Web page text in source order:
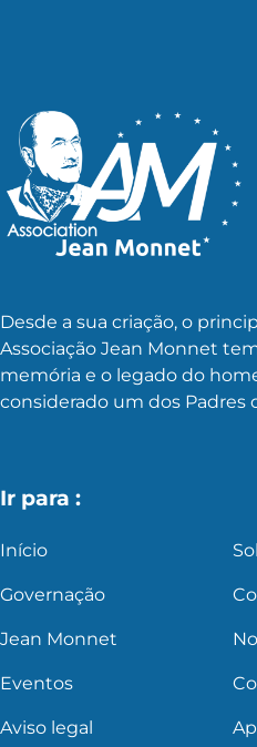
Desde a sua criação, o
Associação Jean Monnet
memória e o legado do
considerado um dos Padres
Ir para :
Início
Governação
Jean Monnet
Eventos
Aviso legal